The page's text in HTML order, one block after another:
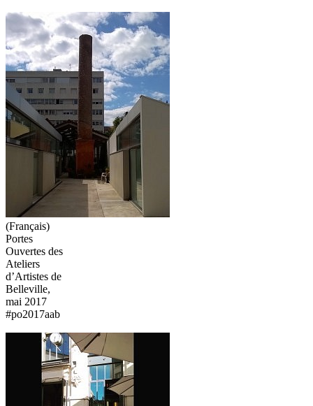
(Français)
Portes
Ouvertes des
Ateliers
d’Artistes de
Belleville,
mai 2017
#po2017aab